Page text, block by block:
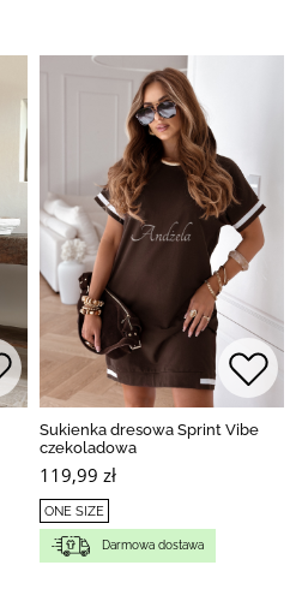
Sukienka dresowa Sprint Vibe
czekoladowa
119,99 zł
ONE SIZE
Darmowa dostawa